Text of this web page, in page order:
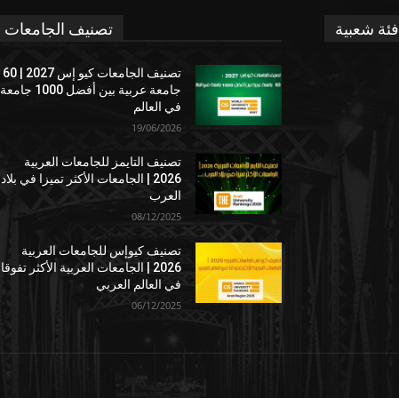
تصنيف الجامعات
تصنيف الجامعات كيو إس 2027 | 60
جامعة عربية بين أفضل 1000 جامعة
في العالم
19/06/2026
تصنيف التايمز للجامعات العربية
2026 | الجامعات الأكثر تميزا في بلاد
العرب
08/12/2025
تصنيف كيوإس للجامعات العربية
2026 | الجامعات العربية الأكثر تفوقا
في العالم العربي
06/12/2025
فئة شعبية